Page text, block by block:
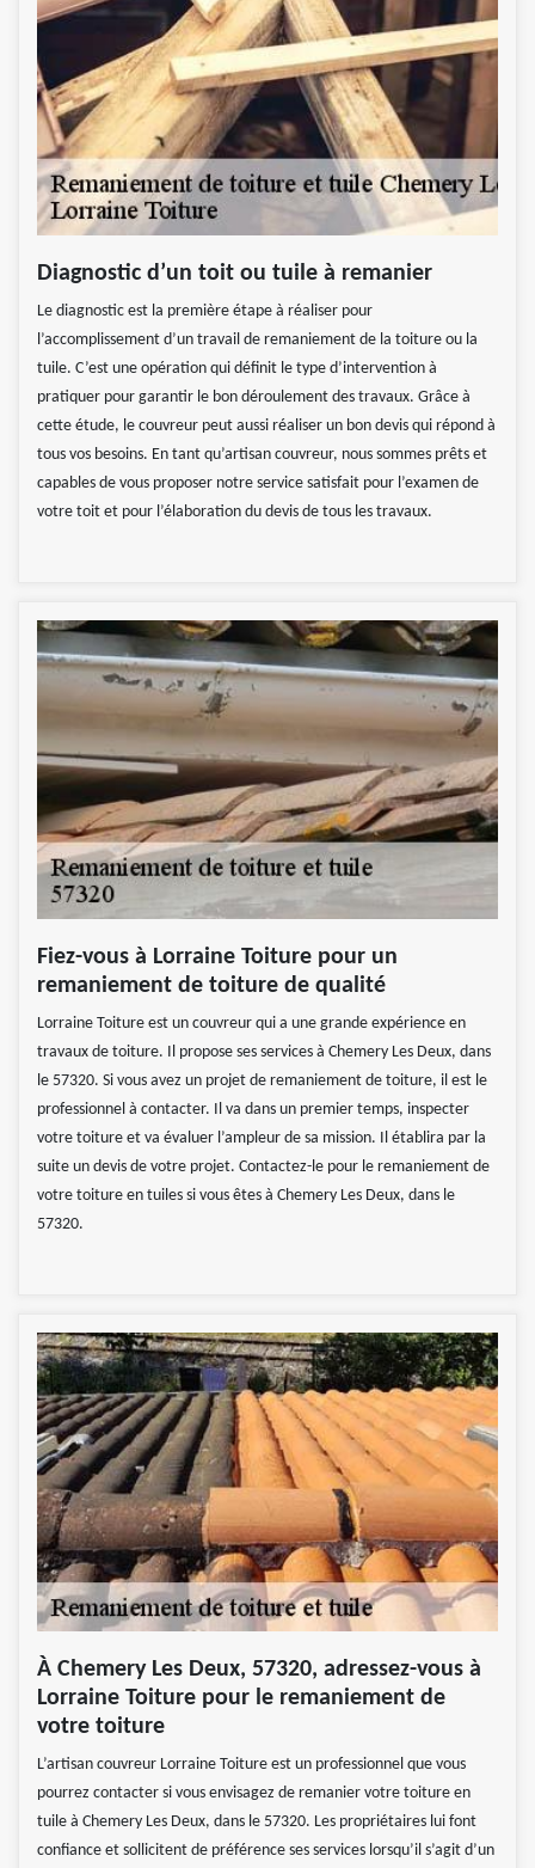
Diagnostic d’un toit ou tuile à remanier
Le diagnostic est la première étape à réaliser pour
l’accomplissement d’un travail de remaniement de la toiture ou la
tuile. C’est une opération qui définit le type d’intervention à
pratiquer pour garantir le bon déroulement des travaux. Grâce à
cette étude, le couvreur peut aussi réaliser un bon devis qui répond à
tous vos besoins. En tant qu’artisan couvreur, nous sommes prêts et
capables de vous proposer notre service satisfait pour l’examen de
votre toit et pour l’élaboration du devis de tous les travaux.
Fiez-vous à Lorraine Toiture pour un
remaniement de toiture de qualité
Lorraine Toiture est un couvreur qui a une grande expérience en
travaux de toiture. Il propose ses services à Chemery Les Deux, dans
le 57320. Si vous avez un projet de remaniement de toiture, il est le
professionnel à contacter. Il va dans un premier temps, inspecter
votre toiture et va évaluer l’ampleur de sa mission. Il établira par la
suite un devis de votre projet. Contactez-le pour le remaniement de
votre toiture en tuiles si vous êtes à Chemery Les Deux, dans le
57320.
À Chemery Les Deux, 57320, adressez-vous à
Lorraine Toiture pour le remaniement de
votre toiture
L’artisan couvreur Lorraine Toiture est un professionnel que vous
pourrez contacter si vous envisagez de remanier votre toiture en
tuile à Chemery Les Deux, dans le 57320. Les propriétaires lui font
confiance et sollicitent de préférence ses services lorsqu’il s’agit d’un